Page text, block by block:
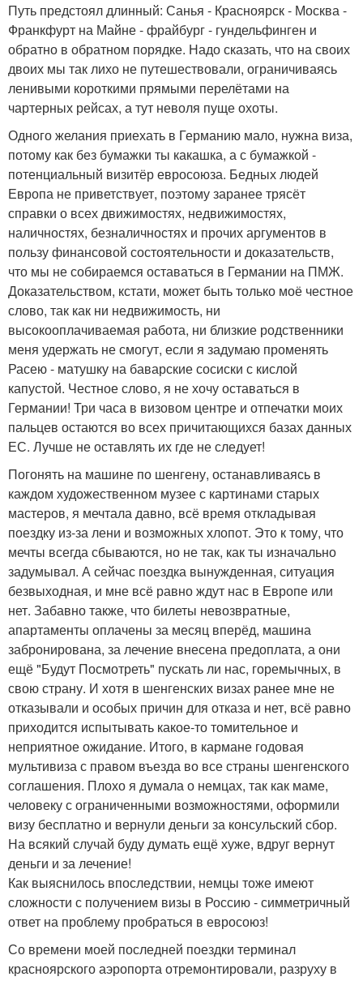
Путь предстоял длинный: Санья - Красноярск - Москва -
Франкфурт на Майне - фрайбург - гундельфинген и
обратно в обратном порядке. Надо сказать, что на своих
двоих мы так лихо не путешествовали, ограничиваясь
ленивыми короткими прямыми перелётами на
чартерных рейсах, а тут неволя пуще охоты.
Одного желания приехать в Германию мало, нужна виза,
потому как без бумажки ты какашка, а с бумажкой -
потенциальный визитёр евросоюза. Бедных людей
Европа не приветствует, поэтому заранее трясёт
справки о всех движимостях, недвижимостях,
наличностях, безналичностях и прочих аргументов в
пользу финансовой состоятельности и доказательств,
что мы не собираемся оставаться в Германии на ПМЖ.
Доказательством, кстати, может быть только моё честное
слово, так как ни недвижимость, ни
высокооплачиваемая работа, ни близкие родственники
меня удержать не смогут, если я задумаю променять
Расею - матушку на баварские сосиски с кислой
капустой. Честное слово, я не хочу оставаться в
Германии! Три часа в визовом центре и отпечатки моих
пальцев остаются во всех причитающихся базах данных
ЕС. Лучше не оставлять их где не следует!
Погонять на машине по шенгену, останавливаясь в
каждом художественном музее с картинами старых
мастеров, я мечтала давно, всё время откладывая
поездку из-за лени и возможных хлопот. Это к тому, что
мечты всегда сбываются, но не так, как ты изначально
задумывал. А сейчас поездка вынужденная, ситуация
безвыходная, и мне всё равно ждут нас в Европе или
нет. Забавно также, что билеты невозвратные,
апартаменты оплачены за месяц вперёд, машина
забронирована, за лечение внесена предоплата, а они
ещё "Будут Посмотреть" пускать ли нас, горемычных, в
свою страну. И хотя в шенгенских визах ранее мне не
отказывали и особых причин для отказа и нет, всё равно
приходится испытывать какое-то томительное и
неприятное ожидание. Итого, в кармане годовая
мультивиза с правом въезда во все страны шенгенского
соглашения. Плохо я думала о немцах, так как маме,
человеку с ограниченными возможностями, оформили
визу бесплатно и вернули деньги за консульский сбор.
На всякий случай буду думать ещё хуже, вдруг вернут
деньги и за лечение!
Как выяснилось впоследствии, немцы тоже имеют
сложности с получением визы в Россию - симметричный
ответ на проблему пробраться в евросоюз!
Со времени моей последней поездки терминал
красноярского аэропорта отремонтировали, разруху в